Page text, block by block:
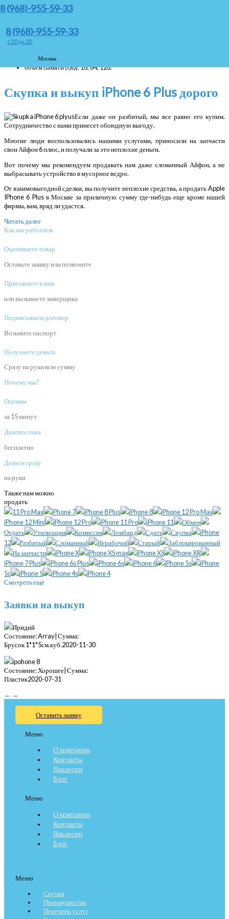
8 (968)-955-59-33
8 (968)-955-59-33
c 10 до 20
Москва
характеристиками:
дисплей: 5,5”, 1920х1080 точек;
процессор 2 ядра;
объем памяти (Gb): 16, 64, 128.
Скупка и выкуп iPhone 6 Plus дорого
Если даже он разбитый, мы все равно его купим.
Сотрудничество с нами принесет обоюдную выгоду.
Многие люди воспользовались нашими услугами, приносили на запчасти
свои Айфон 6 плюс, и получали за это неплохие деньги.
Вот почему мы рекомендуем продавать нам даже сломанный Айфон, а не
выбрасывать устройство в мусорное ведро.
От взаимовыгодной сделки, вы получите неплохие средства, а продать Apple
IPhone 6 Plus в Москве за приличную сумму где-нибудь еще кроме нашей
фирмы, вам, вряд ли удастся.
Читать далее
Как мы работаем
Оцениваете товар
Оставьте заявку или позвоните
Приезжаете к нам
или вызываете замерщика
Подписываем договор
Возьмите паспорт
Получаете деньги
Сразу на руки всю сумму
Почему мы?
Оценим
за 15 минут
Диагностика
бесплатно
Деньги сразу
на руки
Также нам можно
продать
11 Pro Max
iPhone 7 iPhone 8 Plus iPhone 8
iPhone 12 Pro Max
iPhone 12 Mini
iPhone 12 Pro iPhone 11 Pro iPhone 11
Обмен
Отдать
Утилизация Комиссия Ломбард Сдать Скупка
iPhone
12
Разбитый Сломанный Нерабочий Старый
Заблокированный
На запчасти
iPhone X iPhone XS max iPhone XS
iPhone XR
iPhone 7 Plus
iPhone 6s Plus iPhone 6s iPhone 6 iPhone 5s
iPhone
5c
iPhone 5 iPhone 4s
iPhone 4
Смотреть ещё
Заявки на выкуп
Иридий
Состояние: Array| Сумма:
Брусок 1*1*5см.куб.2020-11-30
ipohone 8
Состояние: Хорошее| Сумма:
Пластик2020-07-31
← →
Оставить заявку
Меню
О компании
Контакты
Вакансии
Блог
Меню
О компании
Контакты
Вакансии
Блог
Меню
Скупка
Преимущества
Перечень услуг